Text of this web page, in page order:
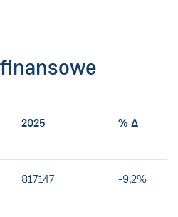
2025 % ∆
817147 -9,2%